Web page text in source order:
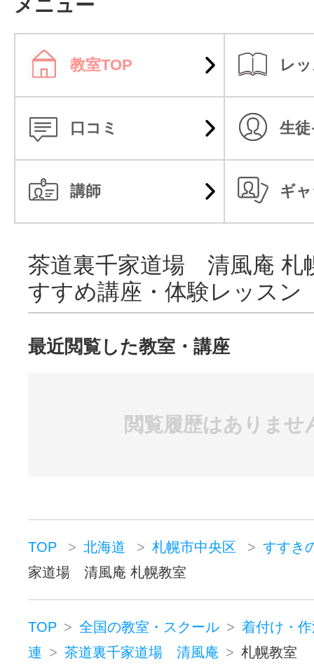
メニュー
教室TOP レ
口コミ 生
講師 ギ
茶道裏千家道場 清風庵 札
すすめ講座・体験レッスン
最近閲覧した教室・講座
閲覧履歴はありませ
TOP 北海道 札幌市中央区
すすき
家道場 清風庵 札幌教室
TOP 全国の教室・スクール
着付け・
連
茶道裏千家道場 清風庵 札幌教室